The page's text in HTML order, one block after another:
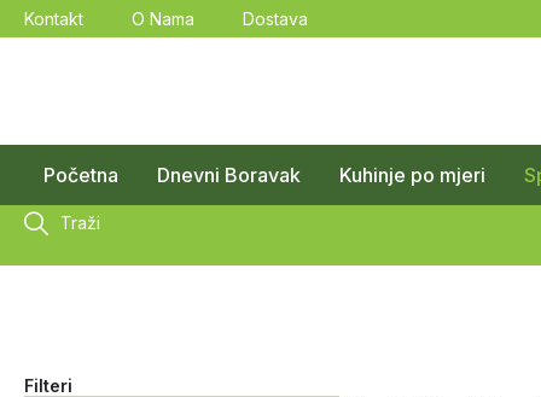
Kontakt O Nama Dostava
Početna Dnevni Boravak Kuhinje po mjeri
Traži
Filteri